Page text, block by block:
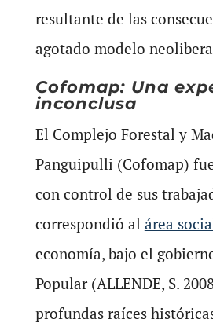
resultante de las
agotado modelo
Cofomap: Una
inconclusa
El Complejo Forestal y
Panguipulli (Cofomap)
con control de sus
correspondió al área
economía, bajo el
Popular (ALLENDE, S.
profundas raíces